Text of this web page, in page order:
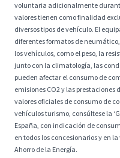
voluntaria adicionalmente
valores tienen como finalidad
diversos tipos de vehículo. El
diferentes formatos de
los vehículos, como el peso, la
junto con la climatología, las
pueden afectar el consumo de
emisiones CO2 y las prestaciones
valores oficiales de consumo de
vehículos turismo, consúltese la
España, con indicación de
en todos los concesionarios y en
Ahorro de la Energía.